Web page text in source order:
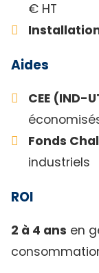
€ HT
Aides
CEE (IND-
Fonds
industriels
ROI
2 à 4 ans en